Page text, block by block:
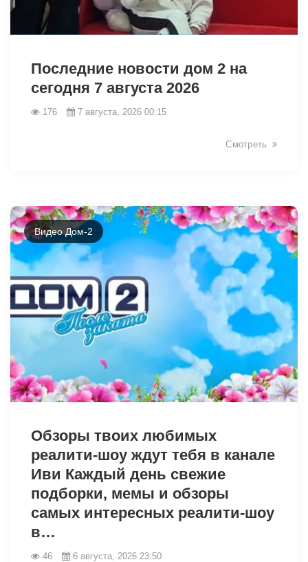
Последние новости дом 2 на
сегодня 7 августа 2026
176 7 августа, 2026 00:15
Смотреть
Видео Дом-2
Обзоры твоих любимых
реалити-шоу ждут тебя в канале
Иви Каждый день свежие
подборки, мемы и обзоры
самых интересных реалити-шоу
в…
46 6 августа, 2026 23:50